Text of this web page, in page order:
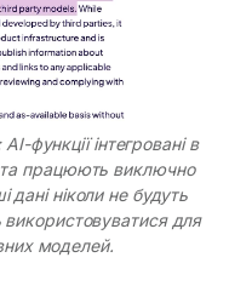
AI-функції інтегровані в
та працюють виключно
дані ніколи не будуть
використовуватися для
моделей.